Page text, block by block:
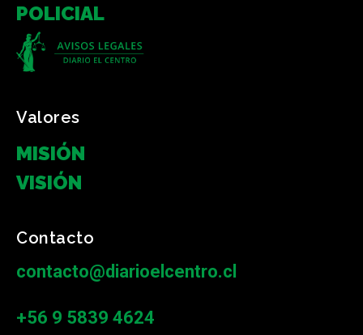
POLICIAL
Valores
MISIÓN
VISIÓN
Contacto
contacto@diarioelcentro.cl
+56 9 5839 4624